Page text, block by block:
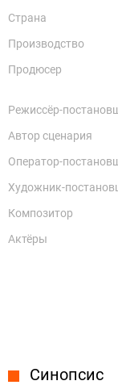
Страна
Производство
Продюсер
Режиссёр-
Автор сценария
Оператор-
Художник-
Композитор
Актёры
Синопсис